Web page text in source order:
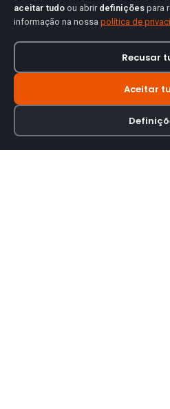
aceitar tudo ou abrir definições para
informação na nossa política de
Recusar
Aceitar